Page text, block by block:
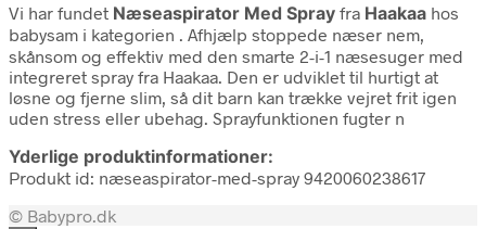
Vi har fundet Næseaspirator Med Spray fra Haakaa hos
babysam i kategorien . Afhjælp stoppede næser nem,
skånsom og effektiv med den smarte 2-i-1 næsesuger med
integreret spray fra Haakaa. Den er udviklet til hurtigt at
løsne og fjerne slim, så dit barn kan trække vejret frit igen
uden stress eller ubehag. Sprayfunktionen fugter n
Yderlige produktinformationer:
Produkt id: næseaspirator-med-spray 9420060238617
© Babypro.dk